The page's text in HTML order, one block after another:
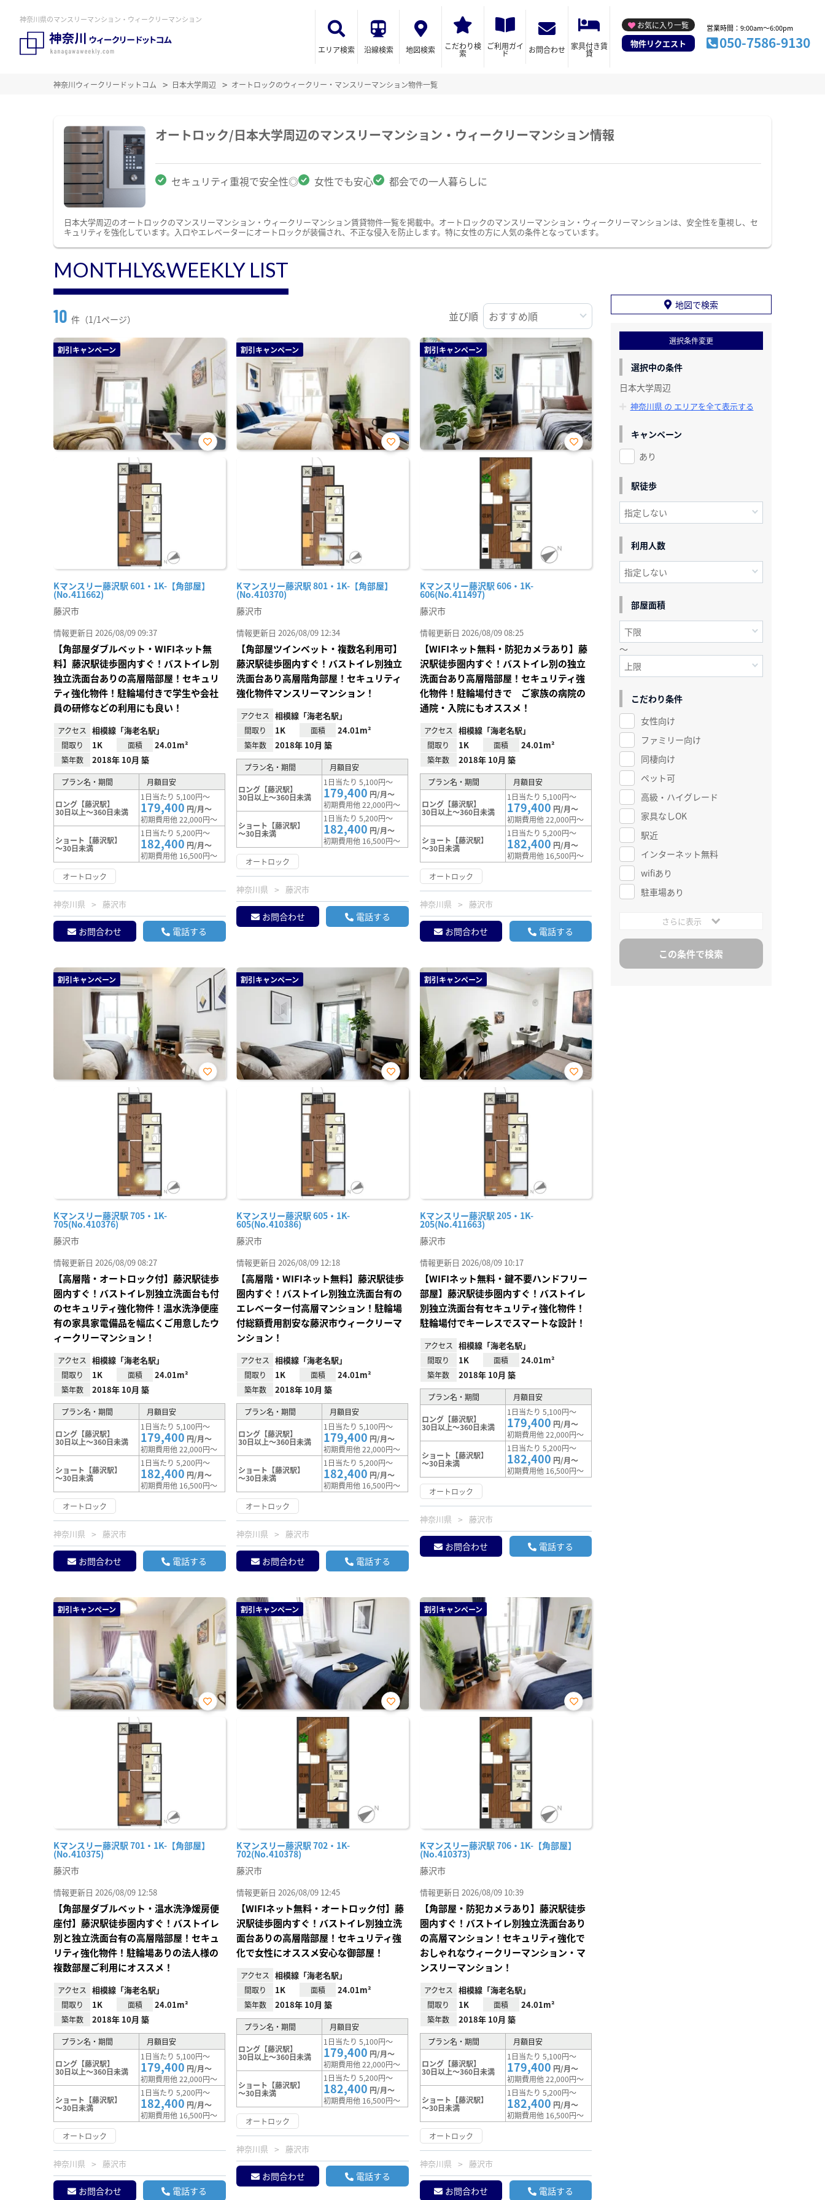
神奈川県のマンスリーマンション・ウィークリーマンション
エリア検索 沿線検索 地図検索 こだわり検
索
ご利用ガイ
ド お問合わせ 家具付き賃
貸
お気に入り一覧
物件リクエスト
営業時間：9:00am～6:00pm
050-7586-9130
神奈川ウィークリードットコム 日本大学周辺 オートロックのウィークリー・マンスリーマンション物件一覧
オートロック/日本大学周辺のマンスリーマンション・ウィークリーマンション情報
セキュリティ重視で安全性◎ 女性でも安心 都会での一人暮らしに
日本大学周辺のオートロックのマンスリーマンション・ウィークリーマンション賃貸物件一覧を掲載中。オートロックのマンスリーマンション・ウィークリーマンションは、安全性を重視し、セ
キュリティを強化しています。入口やエレベーターにオートロックが装備され、不正な侵入を防止します。特に女性の方に人気の条件となっています。
MONTHLY&WEEKLY LIST
10 件（1/1ページ） 並び順
割引キャンペーン
Kマンスリー藤沢駅 601・1K-【角部屋】
(No.411662)
お気
藤沢市
情報更新日 2026/08/09 09:37
【角部屋ダブルベット・WIFIネット無
料】藤沢駅徒歩圏内すぐ！バストイレ別
独立洗面台ありの高層階部屋！セキュリ
ティ強化物件！駐輪場付きで学生や会社
員の研修などの利用にも良い！
アクセス 相模線「海老名駅」
間取り 1K 面積 24.01m²
築年数 2018年 10月 築
プラン名・期間 月額目安
ロング【藤沢駅】
30日以上～360日未満
1日当たり 5,100円～
179,400 円/月～
初期費用他 22,000円～
ショート【藤沢駅】
～30日未満
1日当たり 5,200円～
182,400 円/月～
初期費用他 16,500円～
オートロック
神奈川県 藤沢市
お問合わせ 電話する
割引キャンペーン
Kマンスリー藤沢駅 801・1K-【角部屋】
(No.410370)
お気
藤沢市
情報更新日 2026/08/09 12:34
【角部屋ツインベット・複数名利用可】
藤沢駅徒歩圏内すぐ！バストイレ別独立
洗面台あり高層階角部屋！セキュリティ
強化物件マンスリーマンション！
アクセス 相模線「海老名駅」
間取り 1K 面積 24.01m²
築年数 2018年 10月 築
プラン名・期間 月額目安
ロング【藤沢駅】
30日以上～360日未満
1日当たり 5,100円～
179,400 円/月～
初期費用他 22,000円～
ショート【藤沢駅】
～30日未満
1日当たり 5,200円～
182,400 円/月～
初期費用他 16,500円～
オートロック
神奈川県 藤沢市
お問合わせ 電話する
割引キャンペーン
Kマンスリー藤沢駅 606・1K-
606(No.411497)
お気
藤沢市
情報更新日 2026/08/09 08:25
【WIFIネット無料・防犯カメラあり】藤
沢駅徒歩圏内すぐ！バストイレ別の独立
洗面台あり高層階部屋！セキュリティ強
化物件！駐輪場付きで ご家族の病院の
通院・入院にもオススメ！
アクセス 相模線「海老名駅」
間取り 1K 面積 24.01m²
築年数 2018年 10月 築
プラン名・期間 月額目安
ロング【藤沢駅】
30日以上～360日未満
1日当たり 5,100円～
179,400 円/月～
初期費用他 22,000円～
ショート【藤沢駅】
～30日未満
1日当たり 5,200円～
182,400 円/月～
初期費用他 16,500円～
オートロック
神奈川県 藤沢市
お問合わせ 電話する
割引キャンペーン
Kマンスリー藤沢駅 705・1K-
705(No.410376)
お気
藤沢市
情報更新日 2026/08/09 08:27
【高層階・オートロック付】藤沢駅徒歩
圏内すぐ！バストイレ別独立洗面台も付
のセキュリティ強化物件！温水洗浄便座
有の家具家電備品を幅広くご用意したウ
ィークリーマンション！
アクセス 相模線「海老名駅」
間取り 1K 面積 24.01m²
築年数 2018年 10月 築
プラン名・期間 月額目安
ロング【藤沢駅】
30日以上～360日未満
1日当たり 5,100円～
179,400 円/月～
初期費用他 22,000円～
ショート【藤沢駅】
～30日未満
1日当たり 5,200円～
182,400 円/月～
初期費用他 16,500円～
オートロック
神奈川県 藤沢市
お問合わせ 電話する
割引キャンペーン
Kマンスリー藤沢駅 605・1K-
605(No.410386)
お気
藤沢市
情報更新日 2026/08/09 12:18
【高層階・WIFIネット無料】藤沢駅徒歩
圏内すぐ！バストイレ別独立洗面台有の
エレベーター付高層マンション！駐輪場
付総額費用割安な藤沢市ウィークリーマ
ンション！
アクセス 相模線「海老名駅」
間取り 1K 面積 24.01m²
築年数 2018年 10月 築
プラン名・期間 月額目安
ロング【藤沢駅】
30日以上～360日未満
1日当たり 5,100円～
179,400 円/月～
初期費用他 22,000円～
ショート【藤沢駅】
～30日未満
1日当たり 5,200円～
182,400 円/月～
初期費用他 16,500円～
オートロック
神奈川県 藤沢市
お問合わせ 電話する
割引キャンペーン
Kマンスリー藤沢駅 205・1K-
205(No.411663)
お気
藤沢市
情報更新日 2026/08/09 10:17
【WIFIネット無料・鍵不要ハンドフリー
部屋】藤沢駅徒歩圏内すぐ！バストイレ
別独立洗面台有セキュリティ強化物件！
駐輪場付でキーレスでスマートな設計！
アクセス 相模線「海老名駅」
間取り 1K 面積 24.01m²
築年数 2018年 10月 築
プラン名・期間 月額目安
ロング【藤沢駅】
30日以上～360日未満
1日当たり 5,100円～
179,400 円/月～
初期費用他 22,000円～
ショート【藤沢駅】
～30日未満
1日当たり 5,200円～
182,400 円/月～
初期費用他 16,500円～
オートロック
神奈川県 藤沢市
お問合わせ 電話する
割引キャンペーン
Kマンスリー藤沢駅 701・1K-【角部屋】
(No.410375)
お気
藤沢市
情報更新日 2026/08/09 12:58
【角部屋ダブルベット・温水洗浄煖房便
座付】藤沢駅徒歩圏内すぐ！バストイレ
別と独立洗面台有の高層階部屋！セキュ
リティ強化物件！駐輪場ありの法人様の
複数部屋ご利用にオススメ！
アクセス 相模線「海老名駅」
間取り 1K 面積 24.01m²
築年数 2018年 10月 築
プラン名・期間 月額目安
ロング【藤沢駅】
30日以上～360日未満
1日当たり 5,100円～
179,400 円/月～
初期費用他 22,000円～
ショート【藤沢駅】
～30日未満
1日当たり 5,200円～
182,400 円/月～
初期費用他 16,500円～
オートロック
神奈川県 藤沢市
お問合わせ 電話する
割引キャンペーン
Kマンスリー藤沢駅 702・1K-
702(No.410378)
お気
藤沢市
情報更新日 2026/08/09 12:45
【WIFIネット無料・オートロック付】藤
沢駅徒歩圏内すぐ！バストイレ別独立洗
面台ありの高層階部屋！セキュリティ強
化で女性にオススメ安心な御部屋！
アクセス 相模線「海老名駅」
間取り 1K 面積 24.01m²
築年数 2018年 10月 築
プラン名・期間 月額目安
ロング【藤沢駅】
30日以上～360日未満
1日当たり 5,100円～
179,400 円/月～
初期費用他 22,000円～
ショート【藤沢駅】
～30日未満
1日当たり 5,200円～
182,400 円/月～
初期費用他 16,500円～
オートロック
神奈川県 藤沢市
お問合わせ 電話する
割引キャンペーン
Kマンスリー藤沢駅 706・1K-【角部屋】
(No.410373)
お気
藤沢市
情報更新日 2026/08/09 10:39
【角部屋・防犯カメラあり】藤沢駅徒歩
圏内すぐ！バストイレ別独立洗面台あり
の高層マンション！セキュリティ強化で
おしゃれなウィークリーマンション・マ
ンスリーマンション！
アクセス 相模線「海老名駅」
間取り 1K 面積 24.01m²
築年数 2018年 10月 築
プラン名・期間 月額目安
ロング【藤沢駅】
30日以上～360日未満
1日当たり 5,100円～
179,400 円/月～
初期費用他 22,000円～
ショート【藤沢駅】
～30日未満
1日当たり 5,200円～
182,400 円/月～
初期費用他 16,500円～
オートロック
神奈川県 藤沢市
お問合わせ 電話する
地図で検索
選択条件変更
選択中の条件
日本大学周辺
神奈川県 の エリアを全て表示する
キャンペーン
あり
駅徒歩
利用人数
部屋面積
～
こだわり条件
女性向け
ファミリー向け
同棲向け
ペット可
高級・ハイグレード
家具なしOK
駅近
インターネット無料
wifiあり
駐車場あり
さらに表示